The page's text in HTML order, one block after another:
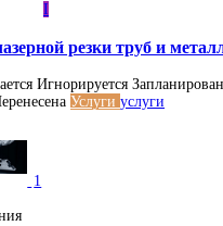
I
резки труб и
Игнорируется
Услуги услуги
1